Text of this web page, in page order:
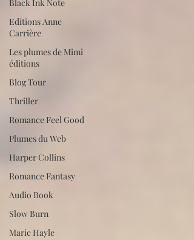
Black Ink Note
Editions Anne
Carrière
Les plumes de Mimi
éditions
Blog Tour
Thriller
Romance Feel Good
Plumes du Web
Harper Collins
Romance Fantasy
Audio Book
Slow Burn
Marie Hayle